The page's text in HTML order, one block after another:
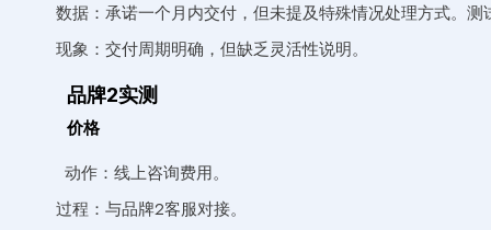
数据：承诺一个月内交付，但未提及特殊情况处理方式。
现象：交付周期明确，但缺乏灵活性说明。
品牌2实测
价格
动作：线上咨询费用。
过程：与品牌2客服对接。